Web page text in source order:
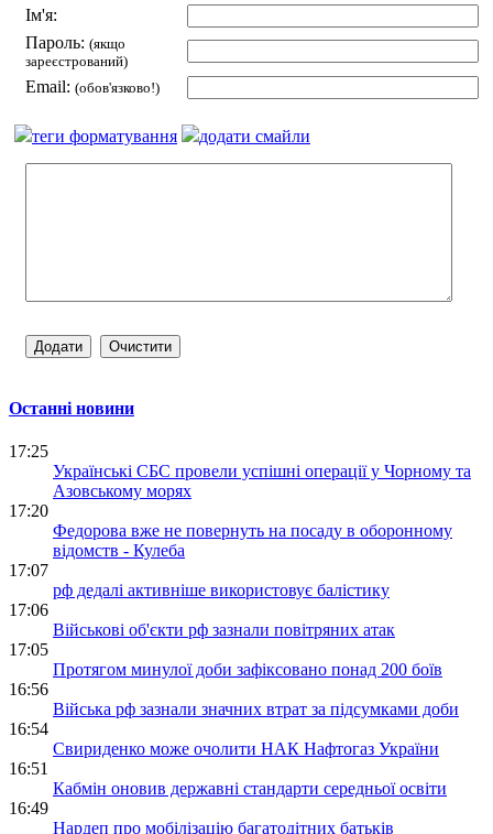
Ім'я:
Пароль: (якщо
зареєстрований)
Email: (обов'язково!)
теги форматування додати смайли
Останні новини
17:25
Українські СБС провели успішні операції у Чорному та
Азовському морях
17:20
Федорова вже не повернуть на посаду в оборонному
відомств - Кулеба
17:07
рф дедалі активніше використовує балістику
17:06
Військові об'єкти рф зазнали повітряних атак
17:05
Протягом минулої доби зафіксовано понад 200 боїв
16:56
Війська рф зазнали значних втрат за підсумками доби
16:54
Свириденко може очолити НАК Нафтогаз України
16:51
Кабмін оновив державні стандарти середньої освіти
16:49
Нардеп про мобілізацію багатодітних батьків